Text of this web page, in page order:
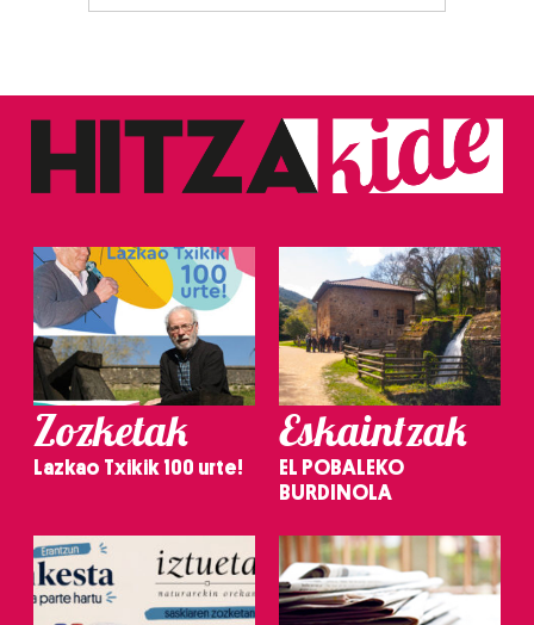
Zozketak
Lazkao Txikik 100 urte!
Eskaintzak
EL POBALEKO
BURDINOLA